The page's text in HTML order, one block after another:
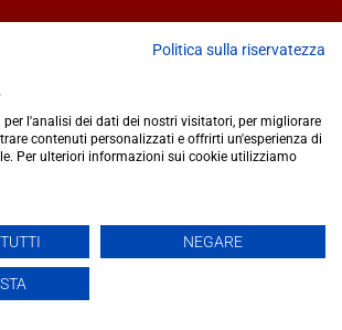
C.F. 92076900858
Chi siamo
Privacy & Cookie Policy
è una testata giornalistica registrata
di Caltanissetta n.02/2024 del 17/07/2024 |
da
Politica sulla riservatezza
l'analisi dei dati dei nostri visitatori, per migliorare
contenuti personalizzati e offrirti un'esperienza di
Per ulteriori informazioni sui cookie utilizziamo
NEGARE